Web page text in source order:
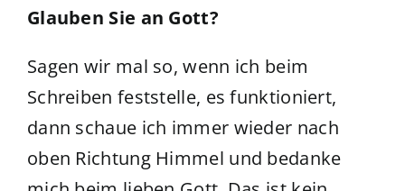
Glauben Sie an Gott?
Sagen wir mal so, wenn ich beim
Schreiben feststelle, es funktioniert,
dann schaue ich immer wieder nach
oben Richtung Himmel und bedanke